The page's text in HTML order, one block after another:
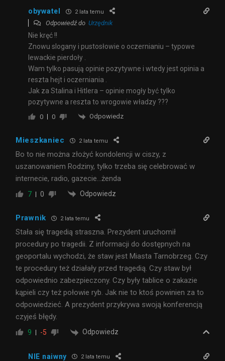
obywatel 2 lata temu
Odpowiedź do Urzędnik
Nie kręć !!
Znowu slogany i pustosłowie o oczernianiu – typowe
lewackie pierdoły .
Wam tylko pasują opinie pozytywne i wtedy jest opinia a
reszta hejt i oczerniania .
Jak za Stalina i Hitlera – opinie mogły być tylko
pozytywne a reszta to wrogowie władzy ???
0 0 Odpowiedz
Mieszkaniec 2 lata temu
Bo to nie można złożyć kondolencji w ciszy, z
uszanowaniem Rodziny, tylko trzeba się celebrować w
internecie, radio, gazecie…żenda
7 0 Odpowiedz
Prawnik 2 lata temu
Stała się tragedią straszna. Prezydent uruchomił
procedury po tragedii. Z informacji do dostępnych na
geoportalu wychodzi, że staw jest Miasta Tarnobrzeg. Czy
te procedury też działały przed tragedią. Czy staw był
odpowiednio zabezpieczony. Czy były tablice o zakazie
kąpieli czy też połowie ryb. Jak nie to ktoś powinien za to
odpowiedzieć. A prezydent przykrywa swoją konferencją
czyjeś błędy.
9 -5 Odpowiedz
NIE naiwny 2 lata temu